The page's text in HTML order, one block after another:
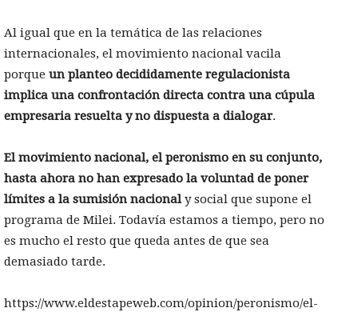
Al igual que en la temática de las relaciones
internacionales, el movimiento nacional vacila
porque un planteo decididamente regulacionista
implica una confrontación directa contra una cúpula
empresaria resuelta y no dispuesta a dialogar.
El movimiento nacional, el peronismo en su conjunto,
hasta ahora no han expresado la voluntad de poner
límites a la sumisión nacionaly social que supone el
programa de Milei. Todavía estamos a tiempo, pero no
es mucho el resto que queda antes de que sea
demasiado tarde.
https://www.eldestapeweb.com/opinion/peronismo/el-